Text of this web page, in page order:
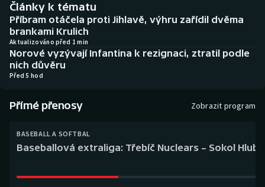
Biatlon
Boby a skeleton
Box
Curling
Aplikace ČT sport
AZ kvíz
Články k tématu
Příbram otáčela proti Jihlavě, výhru zařídil dvěma
brankami Krulich
Aktualizováno před 1 min
Norové vyzývají Infantina k rezignaci, ztratil podle
nich důvěru
Před 5 hod
Přímé přenosy Zobrazit program
BASEBALL A SOFTBAL
Baseballová extraliga: Třebíč Nuclears – Sokol